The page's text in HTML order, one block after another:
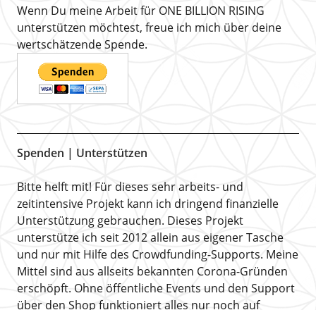
Wenn Du meine Arbeit für ONE BILLION RISING
unterstützen möchtest, freue ich mich über deine
wertschätzende Spende.
Spenden | Unterstützen
Bitte helft mit! Für dieses sehr arbeits- und
zeitintensive Projekt kann ich dringend finanzielle
Unterstützung gebrauchen. Dieses Projekt
unterstütze ich seit 2012 allein aus eigener Tasche
und nur mit Hilfe des Crowdfunding-Supports. Meine
Mittel sind aus allseits bekannten Corona-Gründen
erschöpft. Ohne öffentliche Events und den Support
über den Shop funktioniert alles nur noch auf